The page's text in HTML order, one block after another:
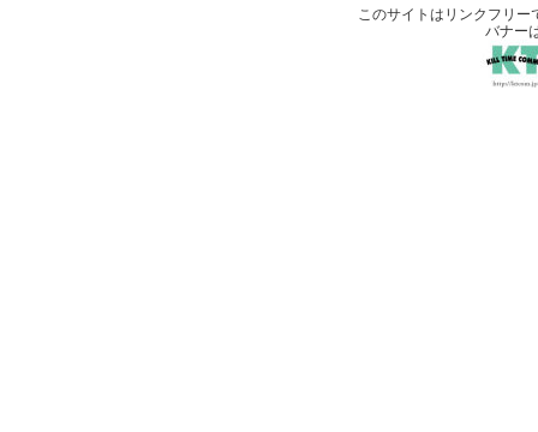
このサイトはリンクフリー
バナー